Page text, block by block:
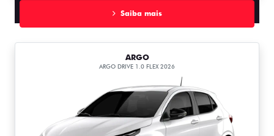
Saiba mais
ARGO
ARGO DRIVE 1.0 FLEX 2026